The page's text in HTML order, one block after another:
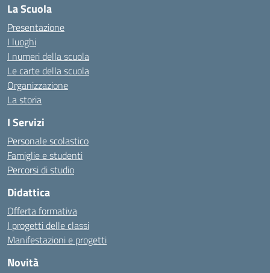
La Scuola
Presentazione
I luoghi
I numeri della scuola
Le carte della scuola
Organizzazione
La storia
I Servizi
Personale scolastico
Famiglie e studenti
Percorsi di studio
Didattica
Offerta formativa
I progetti delle classi
Manifestazioni e progetti
Novità